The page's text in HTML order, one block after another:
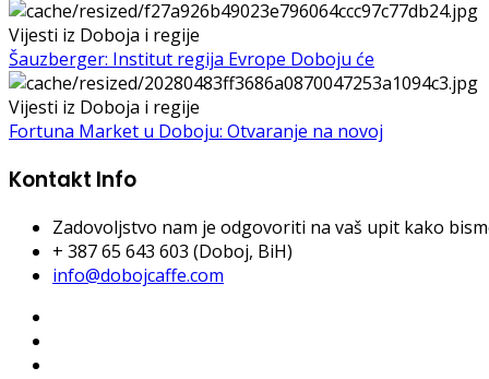
Vijesti iz Doboja i regije
Šauzberger: Institut regija Evrope Doboju će
Vijesti iz Doboja i regije
Fortuna Market u Doboju: Otvaranje na novoj
Kontakt Info
Zadovoljstvo nam je odgovoriti na vaš upit kako
+ 387 65 643 603 (Doboj, BiH)
info@dobojcaffe.com